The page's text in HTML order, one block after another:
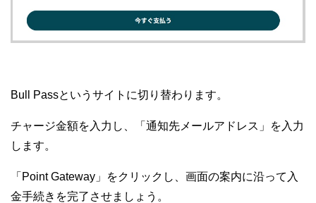
Bull Passというサイトに切り替わります。
チャージ金額を入力し、「通知先メールアドレス」を入力
します。
「Point Gateway」をクリックし、画面の案内に沿って入
金手続きを完了させましょう。